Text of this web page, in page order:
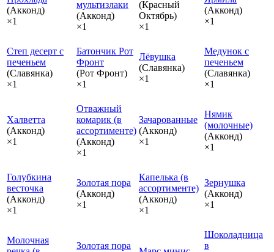
(Акконд)
×1
мультизлаки
(Акконд)
×1
(Красный
Октябрь)
×1
(Акконд)
×1
Степ десерт с
печеньем
(Славянка)
×1
Батончик Рот
Фронт
(Рот Фронт)
×1
Лёвушка
(Славянка)
×1
Медунок с
печеньем
(Славянка)
×1
Халветта
(Акконд)
×1
Отважный
комарик (в
ассортименте)
(Акконд)
×1
Зачарованные
(Акконд)
×1
Нямик
(молочные)
(Акконд)
×1
Голубкина
весточка
(Акконд)
×1
Золотая пора
(Акконд)
×1
Капелька (в
ассортименте)
(Акконд)
×1
Зернушка
(Акконд)
×1
Молочная
Золотая пора
Шоколадница
в